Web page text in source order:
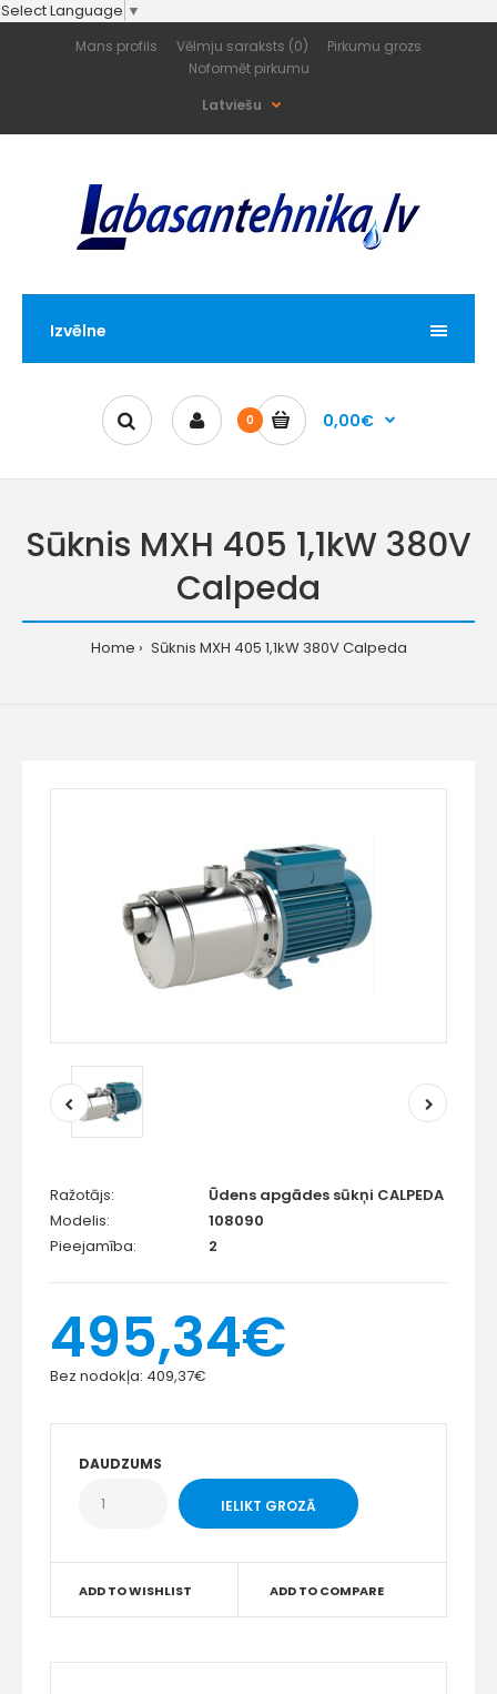
Select Language ▼
Mans profils Vēlmju saraksts (0)
Pirkumu grozs
Noformēt pirkumu
Latviešu
Izvēlne
0 0,00€
Sūknis MXH 405 1,1kW 380V
Calpeda
Home Sūknis MXH 405 1,1kW 380V Calpeda
Ražotājs:
Ūdens apgādes sūkņi CALPEDA
Modelis:
108090
Pieejamība:
2
495,34€
Bez nodokļa: 409,37€
DAUDZUMS
ADD TO WISHLIST ADD TO COMPARE